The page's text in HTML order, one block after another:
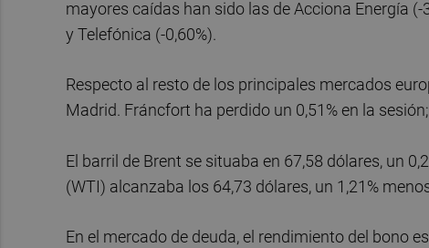
mayores caídas han sido las de Acciona Energía (-
y Telefónica (-0,60%).
Respecto al resto de los principales mercados
Madrid. Fráncfort ha perdido un 0,51% en la
El barril de Brent se situaba en 67,58 dólares, un
(WTI) alcanzaba los 64,73 dólares, un 1,21%
En el mercado de deuda, el rendimiento del bono